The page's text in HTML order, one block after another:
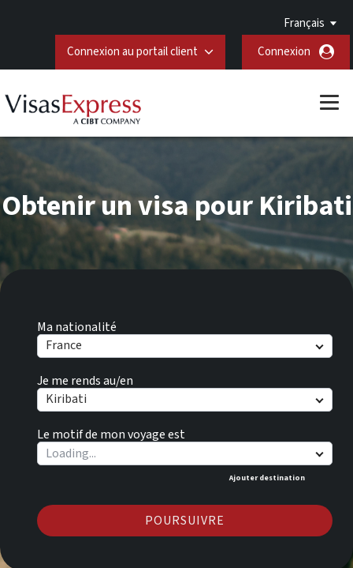
Français
Connexion au portail client
Connexion
Ma nationalité
France
Je me rends au/en
Kiribati
Le motif de mon voyage est
Ajouter destination
POURSUIVRE
Obtenir un visa pour Kiribati